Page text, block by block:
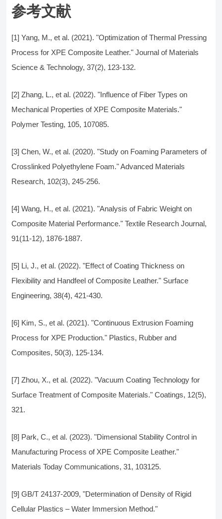
参考文献
[1] Yang, M., et al. (2021). "Optimization of Thermal Pressing
Process for XPE Composite Leather." Journal of Materials
Science & Technology, 37(2), 123-132.
[2] Zhang, L., et al. (2022). "Influence of Fiber Types on
Mechanical Properties of XPE Composite Materials."
Polymer Testing, 105, 107085.
[3] Chen, W., et al. (2020). "Study on Foaming Parameters of
Crosslinked Polyethylene Foam." Advanced Materials
Research, 102(3), 245-256.
[4] Wang, H., et al. (2021). "Analysis of Fabric Weight on
Composite Material Performance." Textile Research Journal,
91(11-12), 1876-1887.
[5] Li, J., et al. (2022). "Effect of Coating Thickness on
Flexibility and Handfeel of Composite Leather." Surface
Engineering, 38(4), 421-430.
[6] Kim, S., et al. (2021). "Continuous Extrusion Foaming
Process for XPE Production." Plastics, Rubber and
Composites, 50(3), 125-134.
[7] Zhou, X., et al. (2022). "Vacuum Coating Technology for
Surface Treatment of Composite Materials." Coatings, 12(5),
321.
[8] Park, C., et al. (2023). "Dimensional Stability Control in
Manufacturing Process of XPE Composite Leather."
Materials Today Communications, 31, 103125.
[9] GB/T 24137-2009, "Determination of Density of Rigid
Cellular Plastics – Water Immersion Method."